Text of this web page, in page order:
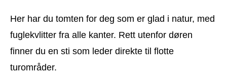
Her har du tomten for deg som er glad i natur, med
fuglekvlitter fra alle kanter. Rett utenfor døren
finner du en sti som leder direkte til flotte
turområder.